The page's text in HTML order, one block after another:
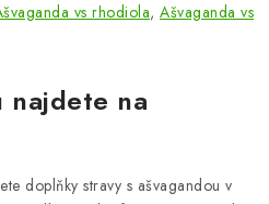
vs rhodiola, Ašvaganda vs
najdete na
doplňky stravy s ašvagandou v